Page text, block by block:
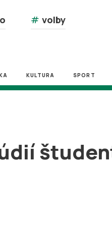
# volby
KULTURA SPORT